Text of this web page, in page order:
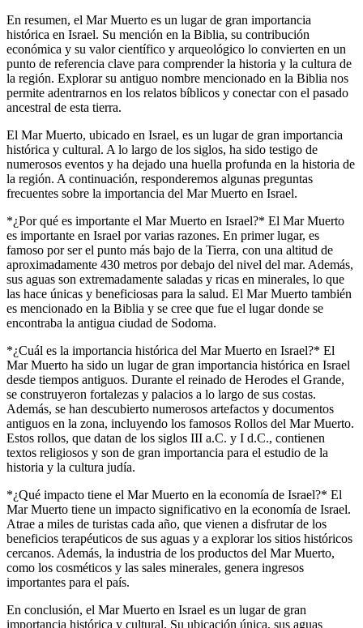
En resumen, el Mar Muerto es un lugar de gran importancia
histórica en Israel. Su mención en la Biblia, su contribución
económica y su valor científico y arqueológico lo convierten en un
punto de referencia clave para comprender la historia y la cultura de
la región. Explorar su antiguo nombre mencionado en la Biblia nos
permite adentrarnos en los relatos bíblicos y conectar con el pasado
ancestral de esta tierra.
El Mar Muerto, ubicado en Israel, es un lugar de gran importancia
histórica y cultural. A lo largo de los siglos, ha sido testigo de
numerosos eventos y ha dejado una huella profunda en la historia de
la región. A continuación, responderemos algunas preguntas
frecuentes sobre la importancia del Mar Muerto en Israel.
*¿Por qué es importante el Mar Muerto en Israel?* El Mar Muerto
es importante en Israel por varias razones. En primer lugar, es
famoso por ser el punto más bajo de la Tierra, con una altitud de
aproximadamente 430 metros por debajo del nivel del mar. Además,
sus aguas son extremadamente saladas y ricas en minerales, lo que
las hace únicas y beneficiosas para la salud. El Mar Muerto también
es mencionado en la Biblia y se cree que fue el lugar donde se
encontraba la antigua ciudad de Sodoma.
*¿Cuál es la importancia histórica del Mar Muerto en Israel?* El
Mar Muerto ha sido un lugar de gran importancia histórica en Israel
desde tiempos antiguos. Durante el reinado de Herodes el Grande,
se construyeron fortalezas y palacios a lo largo de sus costas.
Además, se han descubierto numerosos artefactos y documentos
antiguos en la zona, incluyendo los famosos Rollos del Mar Muerto.
Estos rollos, que datan de los siglos III a.C. y I d.C., contienen
textos religiosos y son de gran importancia para el estudio de la
historia y la cultura judía.
*¿Qué impacto tiene el Mar Muerto en la economía de Israel?* El
Mar Muerto tiene un impacto significativo en la economía de Israel.
Atrae a miles de turistas cada año, que vienen a disfrutar de los
beneficios terapéuticos de sus aguas y a explorar los sitios históricos
cercanos. Además, la industria de los productos del Mar Muerto,
como los cosméticos y las sales minerales, genera ingresos
importantes para el país.
En conclusión, el Mar Muerto en Israel es un lugar de gran
importancia histórica y cultural. Su ubicación única, sus aguas